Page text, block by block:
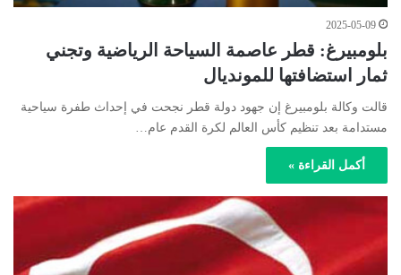
2025-05-09
بلومبيرغ: قطر عاصمة السياحة الرياضية وتجني
ثمار استضافتها للمونديال
قالت وكالة بلومبيرغ إن جهود دولة قطر نجحت في إحداث طفرة سياحية
مستدامة بعد تنظيم كأس العالم لكرة القدم عام…
أكمل القراءة »